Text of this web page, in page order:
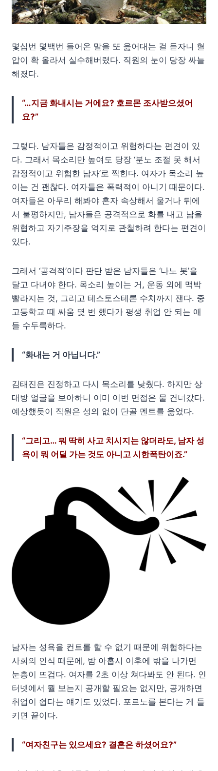
몇십번 몇백번 들어온 말을 또 읊어대는 걸 듣자니 혈
압이 확 올라서 실수해버렸다. 직원의 눈이 당장 싸늘
해졌다.
“…지금 화내시는 거에요? 호르몬 조사받으셨어
요?”
그렇다. 남자들은 감정적이고 위험하다는 편견이 있
다. 그래서 목소리만 높여도 당장 ‘분노 조절 못 해서
감정적이고 위험한 남자’로 찍힌다. 여자가 목소리 높
이는 건 괜찮다. 여자들은 폭력적이 아니기 때문이다.
여자들은 아무리 해봐야 혼자 속상해서 울거나 뒤에
서 불평하지만, 남자들은 공격적으로 화를 내고 남을
위협하고 자기주장을 억지로 관철하려 한다는 편견이
있다.
그래서 ‘공격적’이다 판단 받은 남자들은 ‘나노 봇’을
달고 다녀야 한다. 목소리 높이는 거, 운동 외에 맥박
빨라지는 것, 그리고 테스토스테론 수치까지 잰다. 중
고등학교 때 싸움 몇 번 했다가 평생 취업 안 되는 애
들 수두룩하다.
“화내는 거 아닙니다.”
김태진은 진정하고 다시 목소리를 낮췄다. 하지만 상
대방 얼굴을 보아하니 이미 이번 면접은 물 건너갔다.
예상했듯이 직원은 성의 없이 단골 멘트를 읊었다.
“그리고… 뭐 딱히 사고 치시지는 않더라도, 남자 성
욕이 뭐 어딜 가는 것도 아니고 시한폭탄이죠.”
남자는 성욕을 컨트롤 할 수 없기 때문에 위험하다는
사회의 인식 때문에, 밤 아홉시 이후에 밖을 나가면
눈총이 뜨겁다. 여자를 2초 이상 쳐다봐도 안 된다. 인
터넷에서 뭘 보는지 공개할 필요는 없지만, 공개하면
취업이 쉽다는 얘기도 있었다. 포르노를 본다는 게 들
키면 끝이다.
“여자친구는 있으세요? 결혼은 하셨어요?”